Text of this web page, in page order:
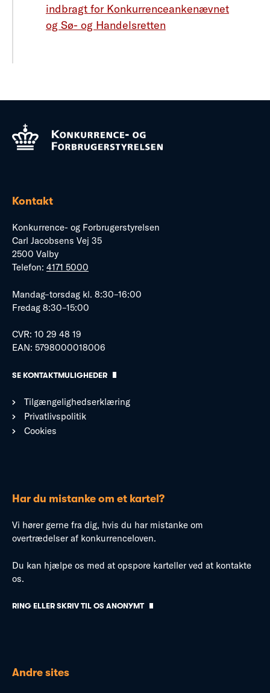
indbragt for Konkurrenceankenævnet
og Sø- og Handelsretten
Kontakt
Konkurrence- og Forbrugerstyrelsen
Carl Jacobsens Vej 35
2500 Valby
Telefon: 4171 5000
Mandag–torsdag kl. 8:30–16:00
Fredag 8:30–15:00
CVR: 10 29 48 19
EAN: 5798000018006
SE KONTAKTMULIGHEDER
Tilgængelighedserklæring
Privatlivspolitik
Cookies
Har du mistanke om et kartel?
Vi hører gerne fra dig, hvis du har mistanke om
overtrædelser af konkurrenceloven.
Du kan hjælpe os med at opspore karteller ved at kontakte
os.
RING ELLER SKRIV TIL OS ANONYMT
Andre sites